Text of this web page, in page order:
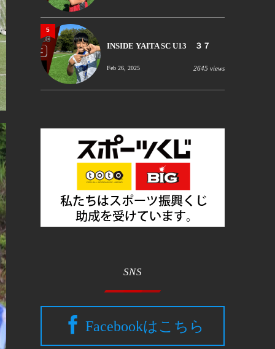
INSIDE YAITA SC U13 ３７
Feb 26, 2025 2645 views
5
SNS
Facebookはこちら